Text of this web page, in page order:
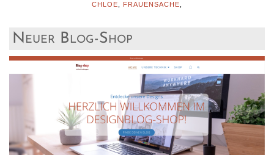
CHLOE
FRAUENSACHE
Neuer Blog-Shop